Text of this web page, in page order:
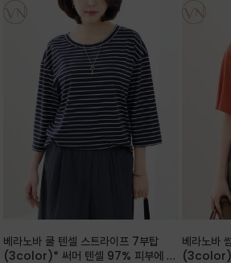
베라노바 쿨 텐셀 스트라이프 7부탑
(3color)* 써머 텐셀 97% 피부에 닿
베라노바